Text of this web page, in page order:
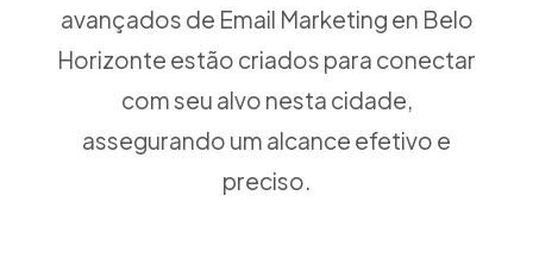
avançados de Email Marketing en Belo
Horizonte estão criados para conectar
com seu alvo nesta cidade,
assegurando um alcance efetivo e
preciso.